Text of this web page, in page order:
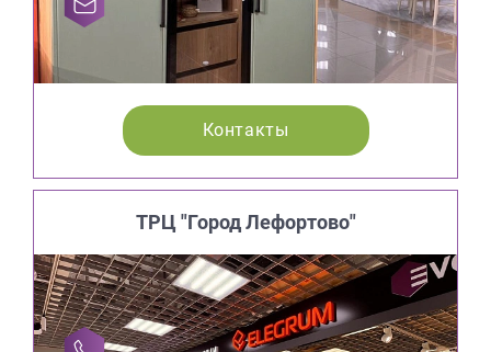
Контакты
ТРЦ "Город Лефортово"